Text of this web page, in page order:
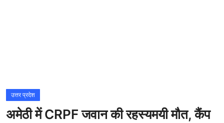
राज्य
अंतराष्ट्रीय
उत्तर प्रदेश
अमेठी में CRPF जवान की रहस्यमयी मौत, कैंप